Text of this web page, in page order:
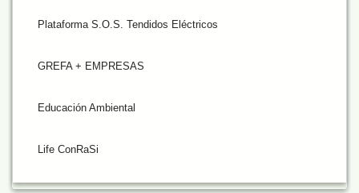
Plataforma S.O.S. Tendidos Eléctricos
GREFA + EMPRESAS
Educación Ambiental
Life ConRaSi